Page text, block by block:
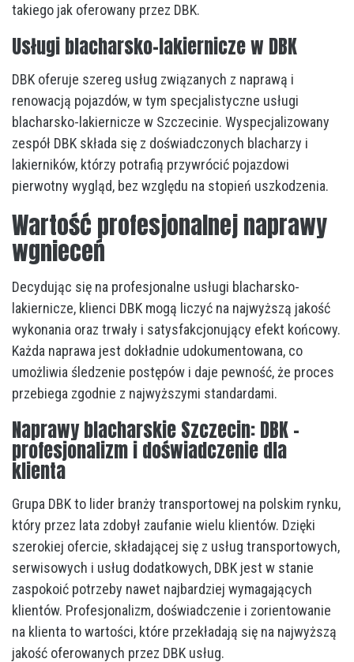
takiego jak oferowany przez DBK.
Usługi blacharsko-lakiernicze w DBK
DBK oferuje szereg usług związanych z naprawą i
renowacją pojazdów, w tym specjalistyczne usługi
blacharsko-lakiernicze w Szczecinie. Wyspecjalizowany
zespół DBK składa się z doświadczonych blacharzy i
lakierników, którzy potrafią przywrócić pojazdowi
pierwotny wygląd, bez względu na stopień uszkodzenia.
Wartość profesjonalnej naprawy
wgnieceń
Decydując się na profesjonalne usługi blacharsko-
lakiernicze, klienci DBK mogą liczyć na najwyższą jakość
wykonania oraz trwały i satysfakcjonujący efekt końcowy.
Każda naprawa jest dokładnie udokumentowana, co
umożliwia śledzenie postępów i daje pewność, że proces
przebiega zgodnie z najwyższymi standardami.
Naprawy blacharskie Szczecin: DBK –
profesjonalizm i doświadczenie dla
klienta
Grupa DBK to lider branży transportowej na polskim rynku,
który przez lata zdobył zaufanie wielu klientów. Dzięki
szerokiej ofercie, składającej się z usług transportowych,
serwisowych i usług dodatkowych, DBK jest w stanie
zaspokoić potrzeby nawet najbardziej wymagających
klientów. Profesjonalizm, doświadczenie i zorientowanie
na klienta to wartości, które przekładają się na najwyższą
jakość oferowanych przez DBK usług.